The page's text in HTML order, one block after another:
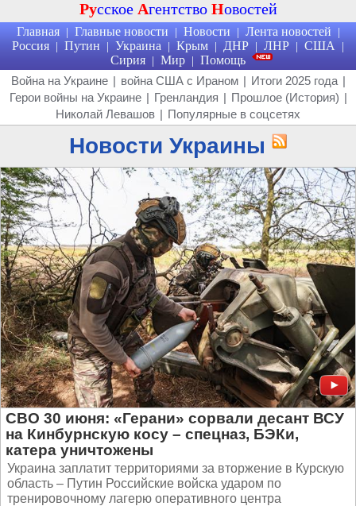
Русское Агентство Новостей
Главная | Главные новости | Новости | Лента новостей |
Россия | Путин | Украина | Крым | ДНР | ЛНР | США |
Сирия | Мир | Помощь
Война на Украине | война США с Ираном | Итоги 2025 года |
Герои войны на Украине | Гренландия | Прошлое (История) |
Николай Левашов | Популярные в соцсетях
Новости Украины
СВО 30 июня: «Герани» сорвали десант ВСУ
на Кинбурнскую косу – спецназ, БЭКи,
катера уничтожены
Украина заплатит территориями за вторжение в Курскую
область – Путин Российские войска ударом по
тренировочному лагерю оперативного центра